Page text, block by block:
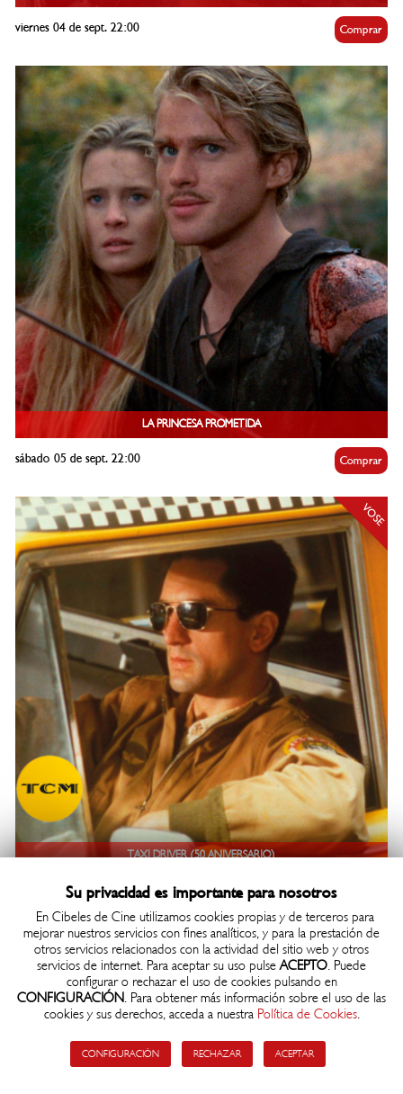
viernes 04 de sept. 22:00 Comprar
LA PRINCESA PROMETIDA
sábado 05 de sept. 22:00 Comprar
TAXI DRIVER (50 ANIVERSARIO)
VOSE
domingo 06 de sept. 22:00
VOSE
Su privacidad es importante para nosotros
En Cibeles de Cine utilizamos cookies propias y de terceros para
mejorar nuestros servicios con fines analíticos, y para la prestación de
otros servicios relacionados con la actividad del sitio web y otros
servicios de internet. Para aceptar su uso pulseACEPTO. Puede
configurar o rechazar el uso de cookies pulsando en
CONFIGURACIÓN. Para obtener más información sobre el uso de las
cookies y sus derechos, acceda a nuestra Política de Cookies.
CONFIGURACIÓN RECHAZAR ACEPTAR